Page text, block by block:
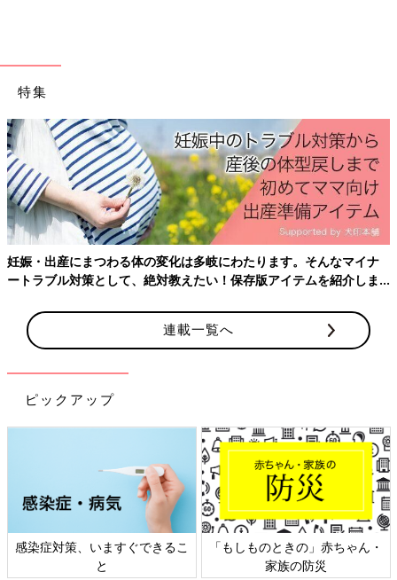
特集
妊娠・出産にまつわる体の変化は多岐にわたります。そんなマイナ
ートラブル対策として、絶対教えたい！保存版アイテムを紹介しま
連載一覧へ
ピックアップ
感染症対策、いますぐできるこ
と
「もしものときの」赤ちゃん・
家族の防災